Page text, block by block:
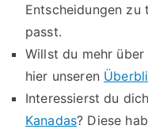
Entscheidungen
passt.
Willst du mehr
hier unseren
Interessierst du
Kanadas? Diese